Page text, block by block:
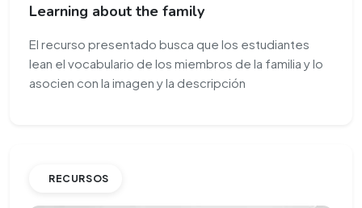
Learning about the family
El recurso presentado busca que los estudiantes
lean el vocabulario de los miembros de la familia y lo
asocien con la imagen y la descripción
RECURSOS